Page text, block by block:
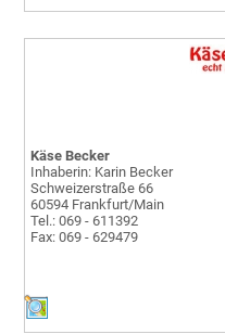
Käse Becker
Inhaberin: Karin Becker
Schweizerstraße 66
60594 Frankfurt/Main
Tel.: 069 - 611392
Fax: 069 - 629479